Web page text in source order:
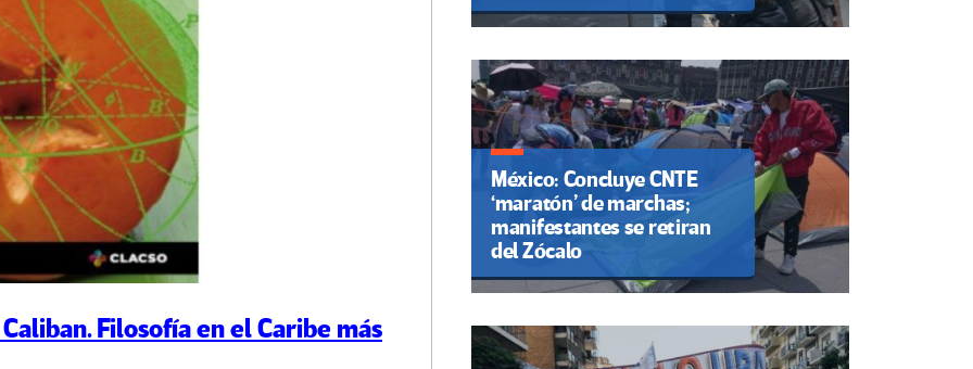
Filosofía en el Caribe más
México: Concluye CNTE
‘maratón’ de marchas;
manifestantes se retiran
del Zócalo